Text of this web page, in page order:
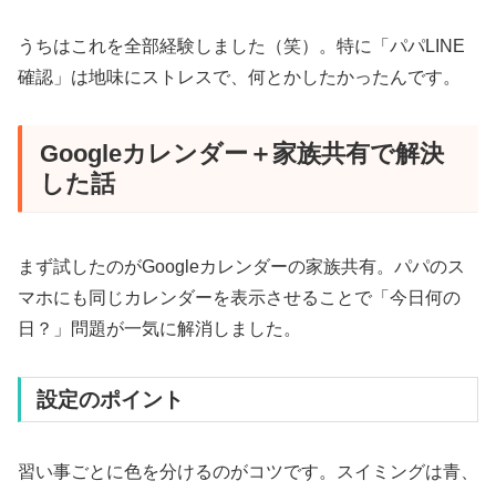
うちはこれを全部経験しました（笑）。特に「パパLINE
確認」は地味にストレスで、何とかしたかったんです。
Googleカレンダー＋家族共有で解決
した話
まず試したのがGoogleカレンダーの家族共有。パパのス
マホにも同じカレンダーを表示させることで「今日何の
日？」問題が一気に解消しました。
設定のポイント
習い事ごとに色を分けるのがコツです。スイミングは青、